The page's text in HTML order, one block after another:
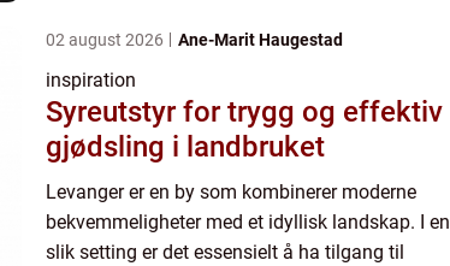
02 august 2026 Ane-Marit Haugestad
inspiration
Syreutstyr for trygg og effektiv
gjødsling i landbruket
Levanger er en by som kombinerer moderne
bekvemmeligheter med et idyllisk landskap. I en
slik setting er det essensielt å ha tilgang til